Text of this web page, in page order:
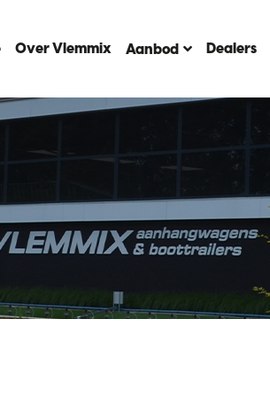
Over Vlemmix Aanbod Dealers